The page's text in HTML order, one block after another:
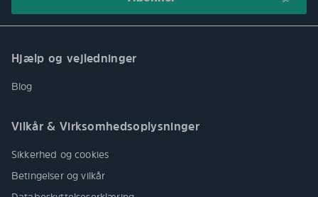
Hjælp og vejledninger
Blog
Vilkår & Virksomhedsoplysninger
Sikkerhed og cookies
Betingelser og vilkår